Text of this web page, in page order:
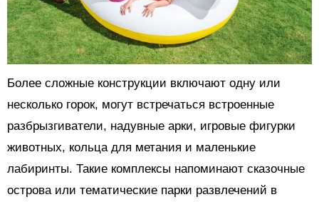
Более сложные конструкции включают одну или
несколько горок, могут встречаться встроенные
разбрызгиватели, надувные арки, игровые фигурки
животных, кольца для метания и маленькие
лабиринты. Такие комплексы напоминают сказочные
острова или тематические парки развлечений в